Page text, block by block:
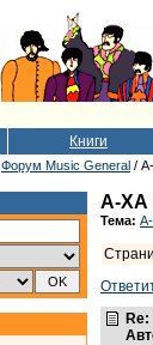
Книги
Форум Music General /
А-ХА
Тема: